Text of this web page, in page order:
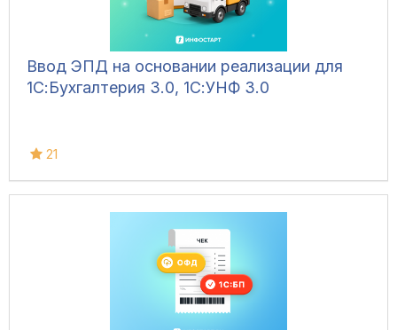
Ввод ЭПД на основании реализации для
1С:Бухгалтерия 3.0, 1С:УНФ 3.0
21